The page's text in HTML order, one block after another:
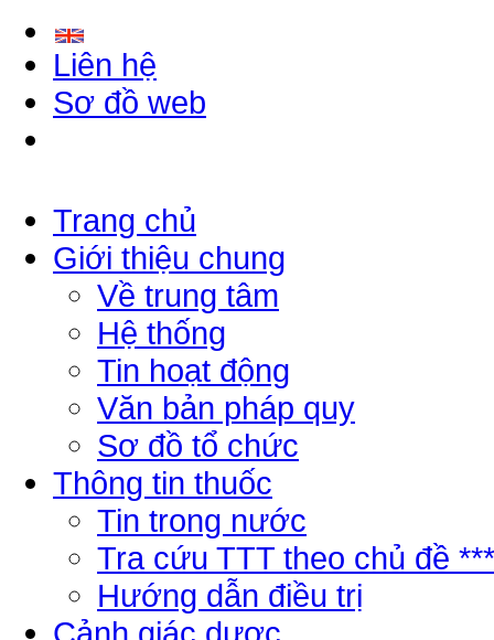
Liên hệ
Sơ đồ web
Trang chủ
Giới thiệu chung
Về trung tâm
Hệ thống
Tin hoạt động
Văn bản pháp quy
Sơ đồ tổ chức
Thông tin thuốc
Tin trong nước
Tra cứu TTT theo chủ đề ***
Hướng dẫn điều trị